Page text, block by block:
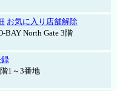
お気に入り店舗解除
BAY North Gate 3階
1～3番地